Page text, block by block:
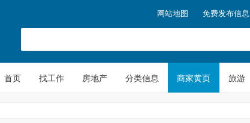
网站地图 免费发布信息
首页 找工作 房地产 分类信息 商家黄页 旅游